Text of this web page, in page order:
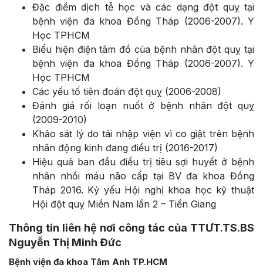
Đặc điểm dịch tễ học và các dạng đột quỵ tại
bệnh viện đa khoa Đồng Tháp (2006-2007). Y
Học TPHCM
Biểu hiện điện tâm đồ của bệnh nhân đột quỵ tại
bệnh viện đa khoa Đồng Tháp (2006-2007). Y
Học TPHCM
Các yếu tố tiên đoán đột quỵ (2006-2008)
Đánh giá rối loạn nuốt ở bệnh nhân đột quỵ
(2009-2010)
Khảo sát lý do tái nhập viện vì co giật trên bệnh
nhân động kinh đang điều trị (2016-2017)
Hiệu quả ban đầu điều trị tiêu sợi huyết ở bệnh
nhân nhồi máu não cấp tại BV đa khoa Đồng
Tháp 2016. Kỷ yếu Hội nghị khoa học kỹ thuật
Hội đột quỵ Miền Nam lần 2 – Tiền Giang
Thông tin liên hệ nơi công tác của TTƯT.TS.BS
Nguyễn Thị Minh Đức
Bệnh viện đa khoa Tâm Anh TP.HCM